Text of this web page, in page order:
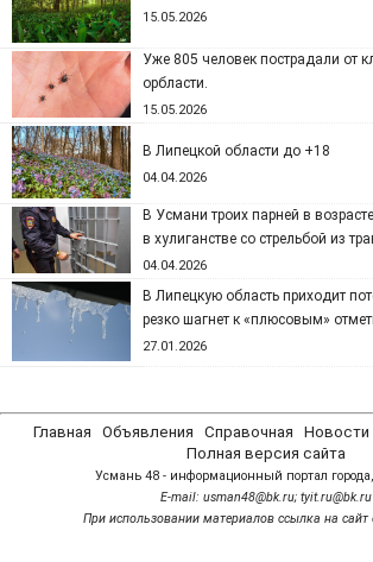
15.05.2026
Уже 805 человек пострадали от
орбласти.
15.05.2026
В Липецкой области до +18
04.04.2026
В Усмани троих парней в
в хулиганстве со стрельбой из
04.04.2026
В Липецкую область приходит
резко шагнет к «плюсовым»
27.01.2026
Главная Объявления Справочная Новости
Полная версия сайта
Усмань 48 - информационный портал
Е-mail: usman48@bk.ru; tyit.ru@bk.ru
При использовании материалов ссылка на сайт